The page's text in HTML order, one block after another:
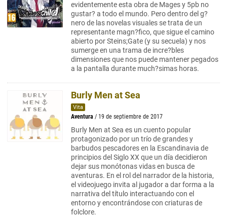
evidentemente esta obra de Mages y 5pb no
gustar? a todo el mundo. Pero dentro del g?
nero de las novelas visuales se trata de un
representante magn?fico, que sigue el camino
abierto por Steins;Gate (y su secuela) y nos
sumerge en una trama de incre?bles
dimensiones que nos puede mantener pegados
a la pantalla durante much?simas horas.
Burly Men at Sea
Vita
Aventura / 19 de septiembre de 2017
Burly Men at Sea es un cuento popular
protagonizado por un trío de grandes y
barbudos pescadores en la Escandinavia de
principios del Siglo XX que un día decidieron
dejar sus monótonas vidas en busca de
aventuras. En el rol del narrador de la historia,
el videojuego invita al jugador a dar forma a la
narrativa del título interactuando con el
entorno y encontrándose con criaturas de
folclore.